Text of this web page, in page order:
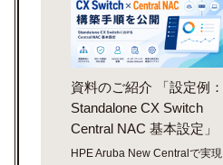
資料のご紹介 「設定例：
Standalone CX Switch
Central NAC 基本設定」
HPE Aruba New Centralで実現